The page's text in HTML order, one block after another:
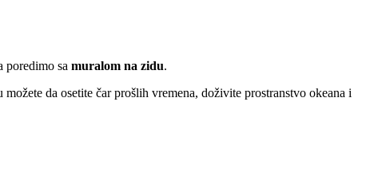
poredimo sa muralom na zidu.
možete da osetite čar prošlih vremena, doživite prostranstvo okeana i